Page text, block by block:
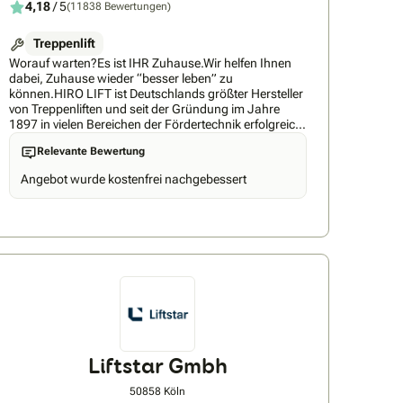
4,18/ 5(11838 Bewertungen)
Treppenlift
Worauf warten?Es ist IHR Zuhause.Wir helfen Ihnen
dabei, Zuhause wieder “besser leben” zu
können.HIRO LIFT ist Deutschlands größter Hersteller
von Treppenliften und seit der Gründung im Jahre
1897 in vielen Bereichen der Fördertechnik erfolgreich
tätig. Bei HIRO LIFT ist das gesamte Aufzugs-Know-
how unter einem Dach gebündelt: Von der
Beratung und Kundendienst. Vertraute, persönliche
Ansprechpartner unterstützen Sie in jeder Phase.HIRO
ob Treppenlifte für gerade und kurvige Treppen oder
private Bauten. Wir können jederzeit den
Qualitätsstandard unserer Anlagen garantieren.Ihre
über 125 Jahre ErfahrungHerstellergarant - größter
Hersteller in Deutschland mit größtem
ProduktspektrumEmpatieträger - Ehrliche Beratung
auf AugenhöheMit uns setzen Sie auf ein
Relevante Bewertung
Angebot wurde kostenfrei nachgebessert
Liftstar Gmbh
50858 Köln